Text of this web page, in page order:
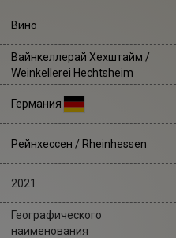
Вино
Вайнкеллерай Хехштайм /
Weinkellerei Hechtsheim
Германия
Рейнхессен / Rheinhessen
2021
Географического
наименования